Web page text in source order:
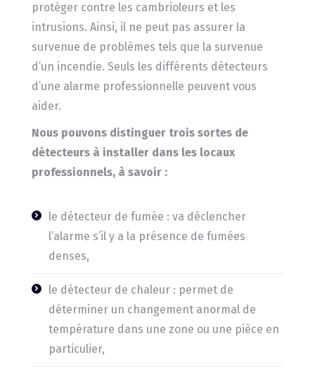
protéger contre les cambrioleurs et les
intrusions. Ainsi, il ne peut pas assurer la
survenue de problèmes tels que la survenue
d’un incendie. Seuls les différents détecteurs
d’une alarme professionnelle peuvent vous
aider.
Nous pouvons distinguer trois sortes de
détecteurs à installer dans les locaux
professionnels, à savoir :
le détecteur de fumée : va déclencher
l’alarme s’il y a la présence de fumées
denses,
le détecteur de chaleur : permet de
déterminer un changement anormal de
température dans une zone ou une pièce en
particulier,